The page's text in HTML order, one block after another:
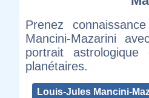
Prenez
Mancini-Mazarini
portrait
planétaires.
Louis-Jules Mancini-